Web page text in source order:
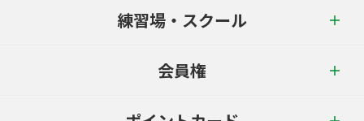
練習場・スクール
会員権